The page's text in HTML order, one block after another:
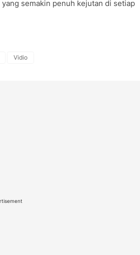
semakin penuh kejutan di setiap
Vidio